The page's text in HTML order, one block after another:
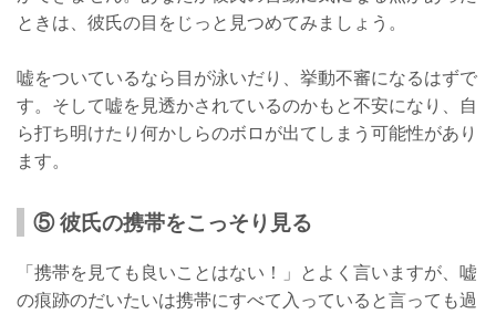
ときは、彼氏の目をじっと見つめてみましょう。
嘘をついているなら目が泳いだり、挙動不審になるはずで
す。そして嘘を見透かされているのかもと不安になり、自
ら打ち明けたり何かしらのボロが出てしまう可能性があり
ます。
⑤ 彼氏の携帯をこっそり見る
「携帯を見ても良いことはない！」とよく言いますが、嘘
の痕跡のだいたいは携帯にすべて入っていると言っても過